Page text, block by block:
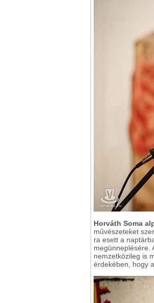
Horváth Soma
művészeteket
ra esett a
megünneplésére.
nemzetközileg is
érdekében, hogy